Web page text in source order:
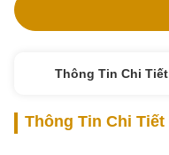
Thông Tin Chi Tiết
Thông Tin Chi Tiết